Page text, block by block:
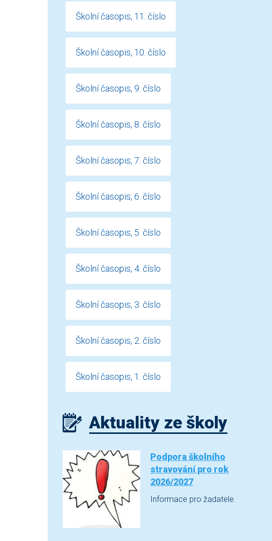
Školní časopis, 11. číslo
Školní časopis, 10. číslo
Školní časopis, 9. číslo
Školní časopis, 8. číslo
Školní časopis, 7. číslo
Školní časopis, 6. číslo
Školní časopis, 5. číslo
Školní časopis, 4. číslo
Školní časopis, 3. číslo
Školní časopis, 2. číslo
Školní časopis, 1. číslo
Aktuality ze školy
Podpora školního
stravování pro rok
2026/2027
Informace pro žadatele.